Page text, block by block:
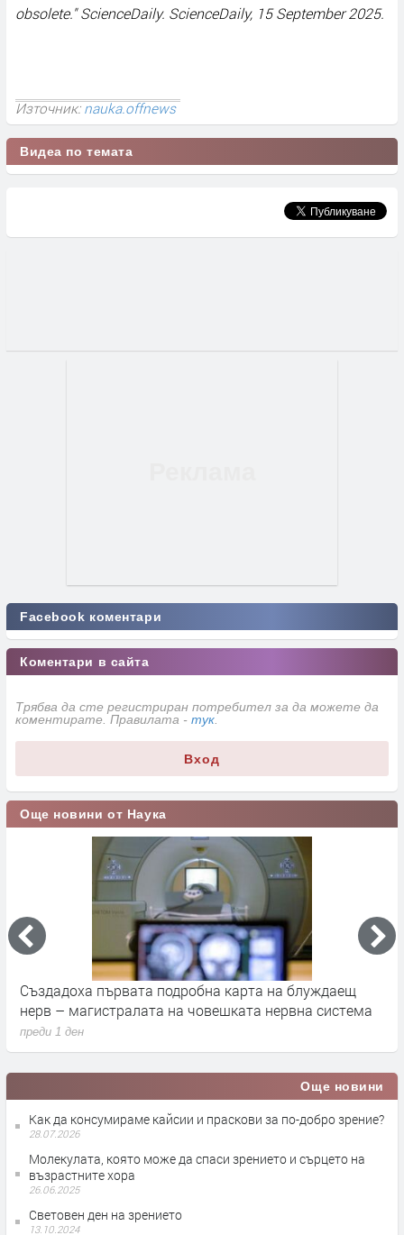
obsolete." ScienceDaily. ScienceDaily, 15 September 2025.
Източник:nauka.offnews
Видеа по темата
Facebook коментари
Коментари в сайта
Трябва да сте регистриран потребител за да можете да
коментирате. Правилата - тук
Вход
Още новини от Наука
Създадоха първата подробна карта на блуждаещ
нерв – магистралата на човешката нервна система
преди 1 ден
Още новини
Как да консумираме кайсии и праскови за по-добро зрение?
28.07.2026
Молекулата, която може да спаси зрението и сърцето на
възрастните хора
26.06.2025
Световен ден на зрението
13.10.2024